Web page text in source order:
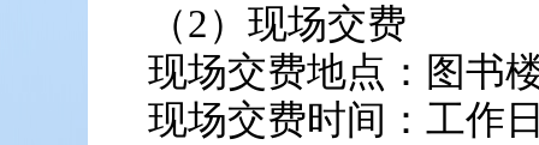
（2）现场交费
现场交费地点：图书
现场交费时间：工作